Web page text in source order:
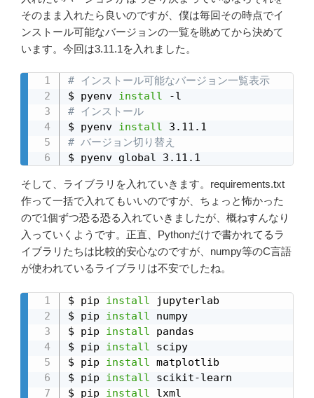
そのまま入れたら良いのですが、僕は毎回その時点でイ
ンストール可能なバージョンの一覧を眺めてから決めて
います。今回は3.11.1を入れました。
# インストール可能なバージョン一覧表示
$ pyenv install
# インストール
$ pyenv install
# バージョン切り替え
$ pyenv global 3.11.1
そして、ライブラリを入れていきます。requirements.txt
作って一括で入れてもいいのですが、ちょっと怖かった
ので1個ずつ恐る恐る入れていきましたが、概ねすんなり
入っていくようです。正直、Pythonだけで書かれてるラ
イブラリたちは比較的安心なのですが、numpy等のC言語
が使われているライブラリは不安でしたね。
$ pip install jupyterlab
$ pip install numpy
$ pip install pandas
$ pip install scipy
$ pip install matplotlib
$ pip install scikit-learn
$ pip install lxml